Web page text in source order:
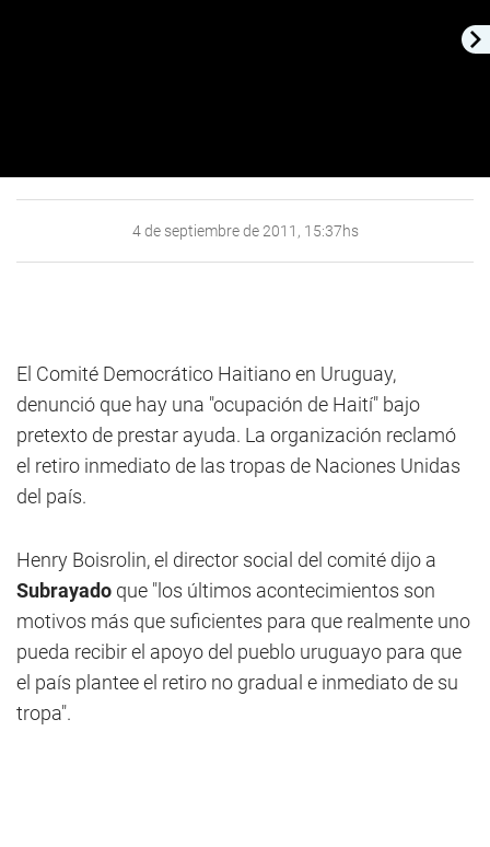
4 de septiembre de 2011, 15:37hs
El Comité Democrático Haitiano en Uruguay,
denunció que hay una "ocupación de Haití" bajo
pretexto de prestar ayuda. La organización reclamó
el retiro inmediato de las tropas de Naciones Unidas
del país.
Henry Boisrolin, el director social del comité dijo a
Subrayado que "los últimos acontecimientos son
motivos más que suficientes para que realmente uno
pueda recibir el apoyo del pueblo uruguayo para que
el país plantee el retiro no gradual e inmediato de su
tropa".